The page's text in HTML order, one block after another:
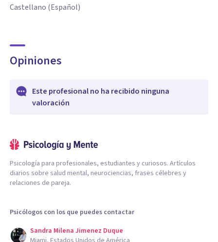
Castellano (Español)
Opiniones
Este profesional no ha recibido ninguna
valoración
Psicología para profesionales, estudiantes y curiosos. Artículos
diarios sobre salud mental, neurociencias, frases célebres y
relaciones de pareja.
Psicólogos con los que puedes contactar
Sandra Milena Jimenez Duque